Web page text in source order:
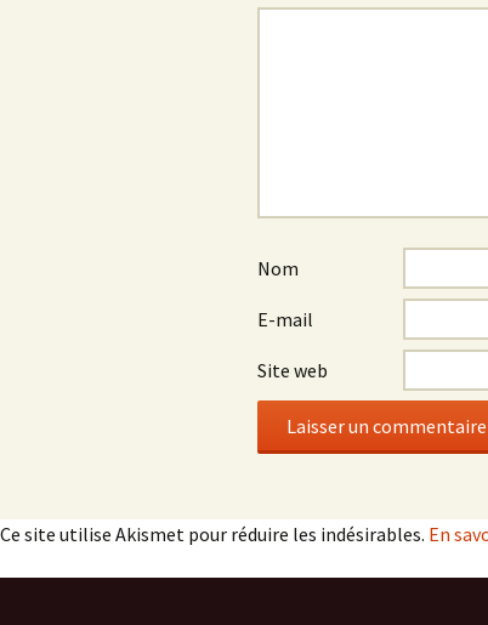
Nom
E-mail
Site web
Ce site utilise Akismet pour réduire les indésirables. En